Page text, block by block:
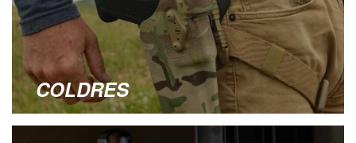
COLDRES